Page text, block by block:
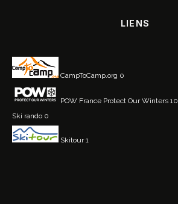
LIENS
CampToCamp.org 0
POW France Protect Our Winters 10
Ski rando 0
Skitour1